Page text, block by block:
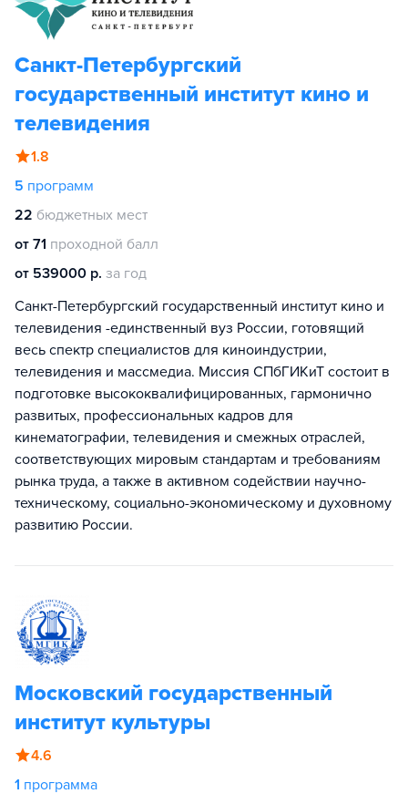
Санкт-Петербургский
государственный институт кино и
телевидения
1.8
5 программ
22 бюджетных мест
от 71 проходной балл
от 539000 р. за год
Санкт-Петербургский государственный институт кино и
телевидения -единственный вуз России, готовящий
весь спектр специалистов для киноиндустрии,
телевидения и массмедиа. Миссия СПбГИКиТ состоит в
подготовке высококвалифицированных, гармонично
развитых, профессиональных кадров для
кинематографии, телевидения и смежных отраслей,
соответствующих мировым стандартам и требованиям
рынка труда, а также в активном содействии научно-
техническому, социально-экономическому и духовному
развитию России.
Московский государственный
институт культуры
4.6
1 программа